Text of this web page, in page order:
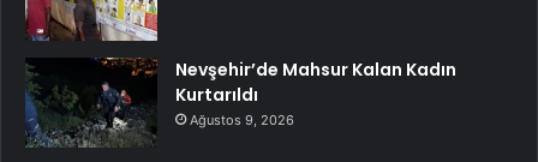
Nevşehir’de Mahsur Kalan Kadın
Kurtarıldı
Ağustos 9, 2026